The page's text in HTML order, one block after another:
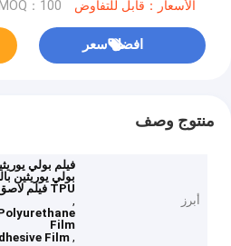
الأسعار：قابل للتفاوض MOQ：100 ياردة
افضل سعر
منتوج وصف
أبرز
TPU فيلم لاصق تذوب بالحرارة
,
Film
,
Film